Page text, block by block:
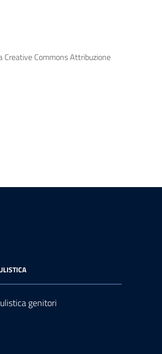
Commons Attribuzione
genitori